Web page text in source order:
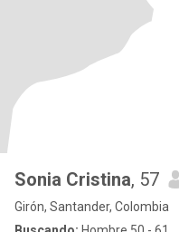
Sonia Cristina, 57
Girón, Santander, Colombia